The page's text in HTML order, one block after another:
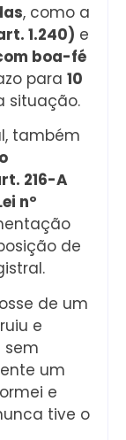
, como a
1.240) e
boa-fé
para 10
situação.
também
216-A
nº
de
de um
e
sem
um
e
tive o